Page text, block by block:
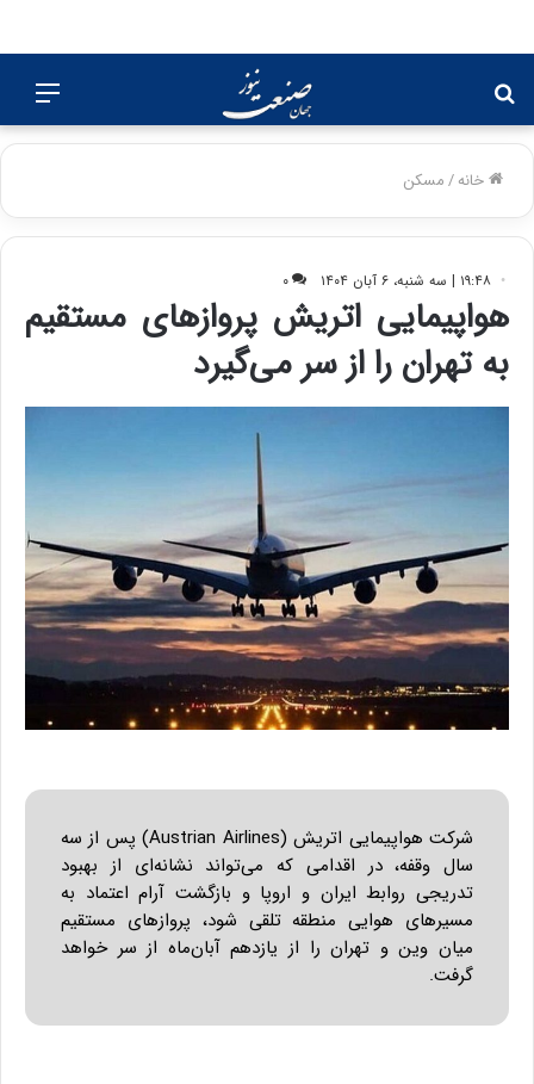
برای
خانه/مسکن
۱۹:۴۸ | سه شنبه، ۶ آبان ۱۴۰۴ ۰
هواپیمایی اتریش پروازهای مستقیم
به تهران را از سر می‌گیرد
شرکت هواپیمایی اتریش (Austrian Airlines) پس از سه
سال وقفه، در اقدامی که می‌تواند نشانه‌ای از بهبود
تدریجی روابط ایران و اروپا و بازگشت آرام اعتماد به
مسیرهای هوایی منطقه تلقی شود، پروازهای مستقیم
میان وین و تهران را از یازدهم آبان‌ماه از سر خواهد
گرفت.